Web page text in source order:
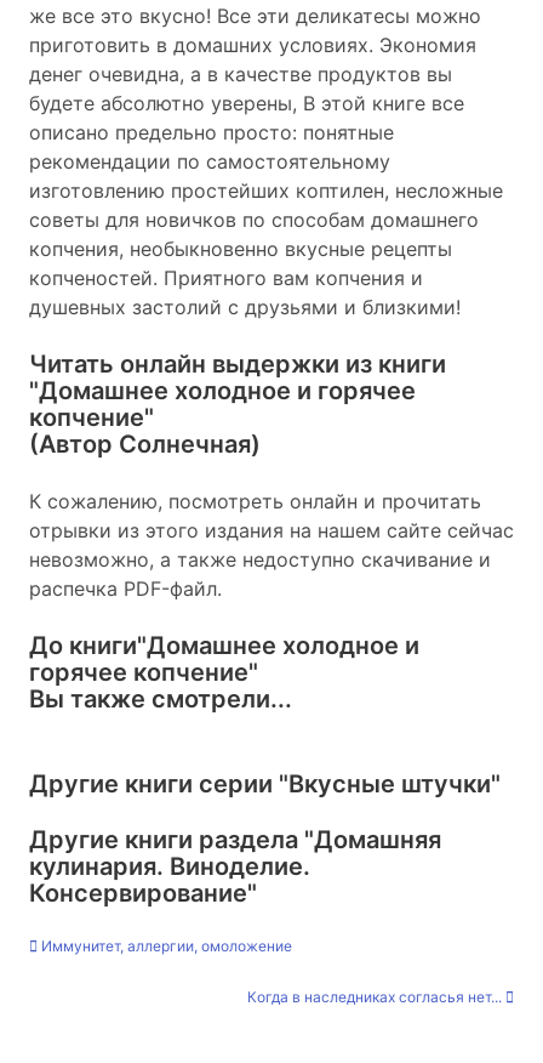
же все это вкусно! Все эти деликатесы можно
приготовить в домашних условиях. Экономия
денег очевидна, а в качестве продуктов вы
будете абсолютно уверены, В этой книге все
описано предельно просто: понятные
рекомендации по самостоятельному
изготовлению простейших коптилен, несложные
советы для новичков по способам домашнего
копчения, необыкновенно вкусные рецепты
копченостей. Приятного вам копчения и
душевных застолий с друзьями и близкими!
Читать онлайн выдержки из книги
"Домашнее холодное и горячее
копчение"
(Автор Солнечная)
К сожалению, посмотреть онлайн и прочитать
отрывки из этого издания на нашем сайте сейчас
невозможно, а также недоступно скачивание и
распечка PDF-файл.
До книги"Домашнее холодное и
горячее копчение"
Вы также смотрели...
Другие книги серии "Вкусные штучки"
Другие книги раздела "Домашняя
кулинария. Виноделие.
Консервирование"
Иммунитет, аллергии, омоложение
Когда в наследниках согласья нет...